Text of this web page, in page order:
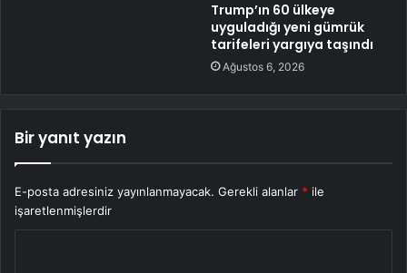
Trump’ın 60 ülkeye
uyguladığı yeni gümrük
tarifeleri yargıya taşındı
Ağustos 6, 2026
Bir yanıt yazın
E-posta adresiniz yayınlanmayacak. Gerekli alanlar * ile
işaretlenmişlerdir